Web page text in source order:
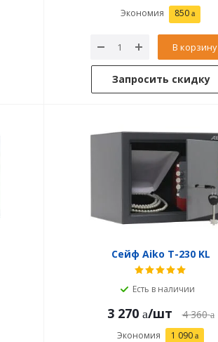
Экономия 850
В корзину
Запросить скидку
Сейф Aiko T-230 KL
Есть в наличии
3 270 /шт 4 360
Экономия 1 090